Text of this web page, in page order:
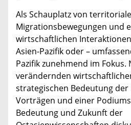
Als Schauplatz von
Migrations­bewegungen und
wirtschaftlichen
Asien-Pazifik oder –
Pazifik zunehmend im Fokus.
verändernden
strategischen Bedeutung der
Vorträgen und einer
Bedeutung und Zukunft der